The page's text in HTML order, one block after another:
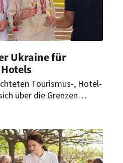
Ukraine für
Tourismus-, Hotel-
über die Grenzen
Stellen